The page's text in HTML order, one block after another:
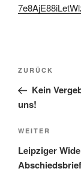
Vorheriger
Beitrag
ZURÜCK
Kein
uns!
Nächster
Beitrag
WEITER
Leipziger